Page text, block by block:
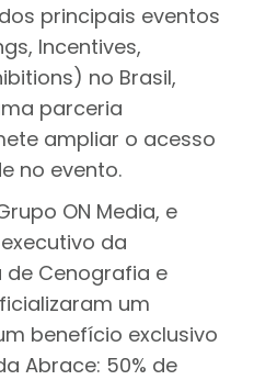
principais eventos
Incentives,
no Brasil,
parceria
ampliar o acesso
no evento.
ON Media, e
da
de Cenografia e
um
benefício exclusivo
Abrace: 50% de